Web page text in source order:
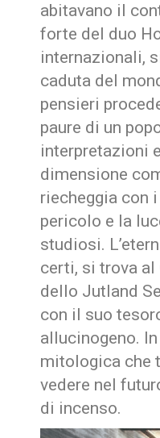
abitavano il
forte del duo
internazionali,
caduta del
pensieri
paure di un
interpretazioni
dimensione
riecheggia con
pericolo e la
studiosi.
certi, si trova al
dello Jutland
con il suo
allucinogeno.
mitologica che
vedere nel
di incenso.